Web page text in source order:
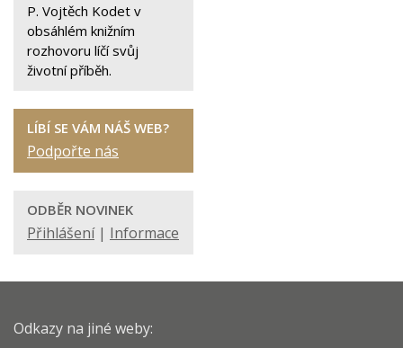
P. Vojtěch Kodet v
obsáhlém knižním
rozhovoru líčí svůj
životní příběh.
LÍBÍ SE VÁM NÁŠ WEB?
Podpořte nás
ODBĚR NOVINEK
Přihlášení| Informace
Odkazy na jiné weby: